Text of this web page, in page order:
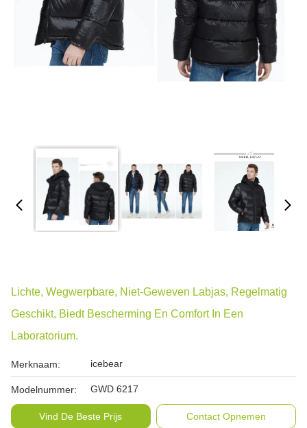
Lichte, Wegwerpbare, Niet-Geweven Labjas, Regelmatig
Geschikt, Biedt Bescherming En Comfort In Een
Laboratorium.
Merknaam: icebear
Modelnummer: GWD 6217
Vind De Beste Prijs Contact Opnemen